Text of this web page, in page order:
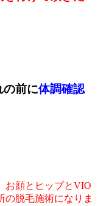
の前に体調確認
お顔とヒップとVIO
の脱毛施術になりま